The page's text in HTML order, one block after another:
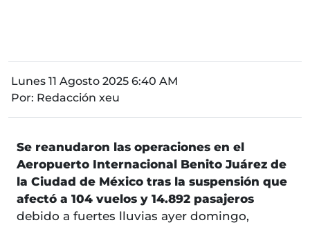
Lunes 11 Agosto 2025 6:40 AM
Por: Redacción xeu
Se reanudaron las operaciones en el
Aeropuerto Internacional Benito Juárez de
la Ciudad de México tras la suspensión que
afectó a 104 vuelos y 14.892 pasajeros
debido a fuertes lluvias ayer domingo,